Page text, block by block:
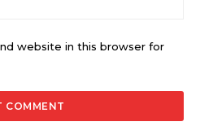
website in this browser for